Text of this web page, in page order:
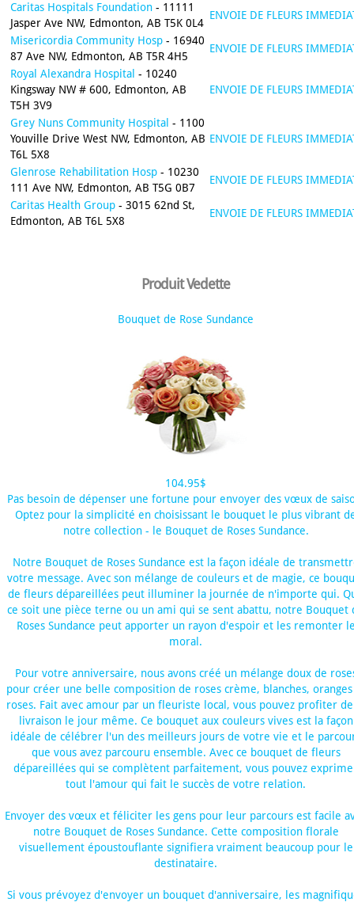
Caritas Hospitals Foundation - 11111
Jasper Ave NW, Edmonton, AB T5K 0L4
ENVOIE DE FLEURS
Misericordia Community Hosp - 16940
87 Ave NW, Edmonton, AB T5R 4H5
ENVOIE DE FLEURS
Royal Alexandra Hospital - 10240
Kingsway NW # 600, Edmonton, AB
T5H 3V9
ENVOIE DE FLEURS
Grey Nuns Community Hospital - 1100
Youville Drive West NW, Edmonton, AB
T6L 5X8
ENVOIE DE FLEURS
Glenrose Rehabilitation Hosp - 10230
111 Ave NW, Edmonton, AB T5G 0B7
ENVOIE DE FLEURS
Caritas Health Group - 3015 62nd St,
Edmonton, AB T6L 5X8
ENVOIE DE FLEURS
Produit Vedette
Bouquet de Rose Sundance
104.95$
Pas besoin de dépenser une fortune pour envoyer des vœux de
Optez pour la simplicité en choisissant le bouquet le plus vibrant
notre collection - le Bouquet de Roses Sundance.
Notre Bouquet de Roses Sundance est la façon idéale de
votre message. Avec son mélange de couleurs et de magie, ce
de fleurs dépareillées peut illuminer la journée de n'importe qui.
ce soit une pièce terne ou un ami qui se sent abattu, notre Bouquet
Roses Sundance peut apporter un rayon d'espoir et les remonter
moral.
Pour votre anniversaire, nous avons créé un mélange doux de
pour créer une belle composition de roses crème, blanches,
roses. Fait avec amour par un fleuriste local, vous pouvez profiter
livraison le jour même. Ce bouquet aux couleurs vives est la façon
idéale de célébrer l'un des meilleurs jours de votre vie et le
que vous avez parcouru ensemble. Avec ce bouquet de fleurs
dépareillées qui se complètent parfaitement, vous pouvez
tout l'amour qui fait le succès de votre relation.
Envoyer des vœux et féliciter les gens pour leur parcours est facile
notre Bouquet de Roses Sundance. Cette composition florale
visuellement époustouflante signifiera vraiment beaucoup pour le
destinataire.
Si vous prévoyez d'envoyer un bouquet d'anniversaire, les